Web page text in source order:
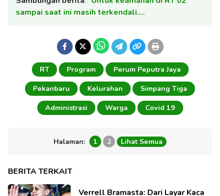
sampai saat ini masih terkendali.…
RT Program
Perum Peputra Jaya
Pekanbaru
Kelurahan
Simpang Tiga
Administrasi
Warga Covid 19
Halaman: 1 2 Lihat Semua
BERITA TERKAIT
Verrell Bramasta: Dari Layar Kaca